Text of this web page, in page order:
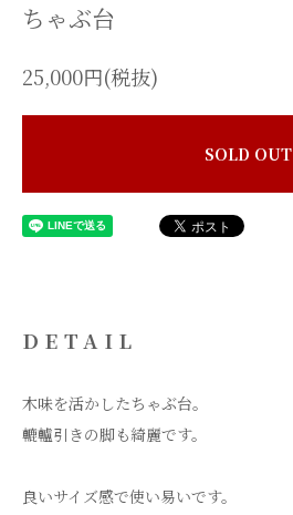
ちゃぶ台
25,000円(税抜)
SOLD OUT
DETAIL
木味を活かしたちゃぶ台。
轆轤引きの脚も綺麗です。
良いサイズ感で使い易いです。